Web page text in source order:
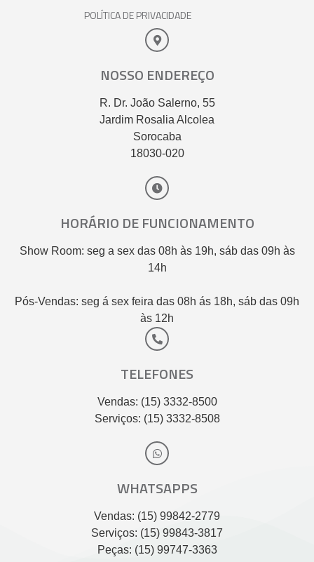
POLÍTICA DE PRIVACIDADE
NOSSO ENDEREÇO
R. Dr. João Salerno, 55
Jardim Rosalia Alcolea
Sorocaba
18030-020
HORÁRIO DE FUNCIONAMENTO
Show Room: seg a sex das 08h às 19h, sáb das 09h às
14h
Pós-Vendas: seg á sex feira das 08h ás 18h, sáb das 09h
às 12h
TELEFONES
Vendas: (15) 3332-8500
Serviços: (15) 3332-8508
WHATSAPPS
Vendas: (15) 99842-2779
Serviços: (15) 99843-3817
Peças: (15) 99747-3363